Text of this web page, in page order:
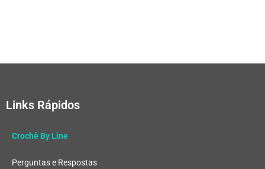
Links Rápidos
Crochê By Line
Perguntas e Respostas